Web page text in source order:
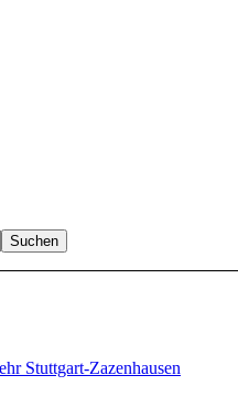
Suchen